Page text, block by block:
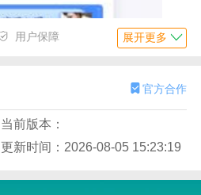
用户保障 展开更多
官方合作
当前版本：
更新时间：2026-08-05 15:23:19